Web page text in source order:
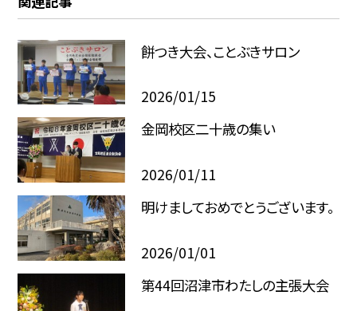
餅つき大会、ことぶきサロン
2026/01/15
金岡校区二十歳の集い
2026/01/11
明けましておめでとうございます。
2026/01/01
第44回沼津市わたしの主張大会